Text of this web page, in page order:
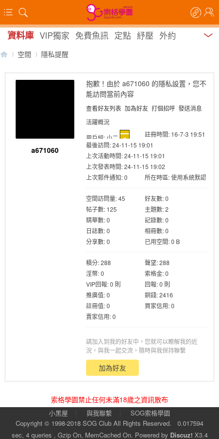
資料庫 VIP獨家 免費魚訊 定點 紓壓 外約
空間 隱私提醒
a671060
抱歉！由於 a671060 的隱私設置，您不
能訪問當前內容
查看好友列表 加為好友 打個招呼 發送消息
活躍概況
用戶組: 小二
註冊時間: 16-7-3 19:51
最後訪問: 24-11-15 19:01
上次活動時間: 24-11-15 19:01
上次發表時間: 24-11-15 19:02
上次郵件通知: 0
所在時區: 使用系統默認
空間訪問量: 45
好友數: 0
帖子數: 125
主題數: 2
精華數: 0
記錄數: 0
日誌數: 0
相冊數: 0
分享數: 0
已用空間: 0 B
積分: 288
聲望: 288
淫幣: 0
索格金: 0
VIP回報: 0 則
回報: 0 則
推廣值: 0
銅錢: 2416
註冊值: 0
買家信用: 0
賣家信用: 0
請加入到我的好友中，您就可以瞭解我的近
況，與我一起交流，隨時與我保持聯繫
加為好友
索格學園禁止任何未滿18歲之資訊散布
小黑屋 與我聯繫
SOG索格學園
Copyright © 1998-2018 SOG Club All Rights Reserved. 0.017594
sec, 4 queries , Gzip On, MemCached On. Powered by Discuz! X3.4